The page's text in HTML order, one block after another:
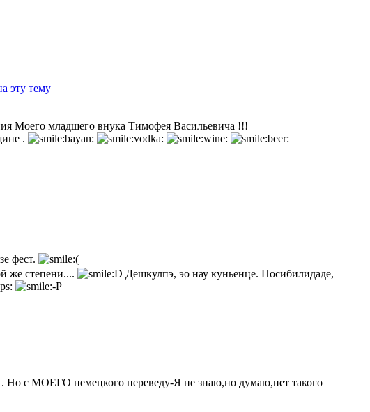
эту тему
Моего младшего внука Тимофея Васильевича !!!
.
фест.
же степени....
Дешкулпэ, эо нау куньенце. Посибилидаде,
Но с МОЕГО немецкого переведу-Я не знаю,но думаю,нет такого